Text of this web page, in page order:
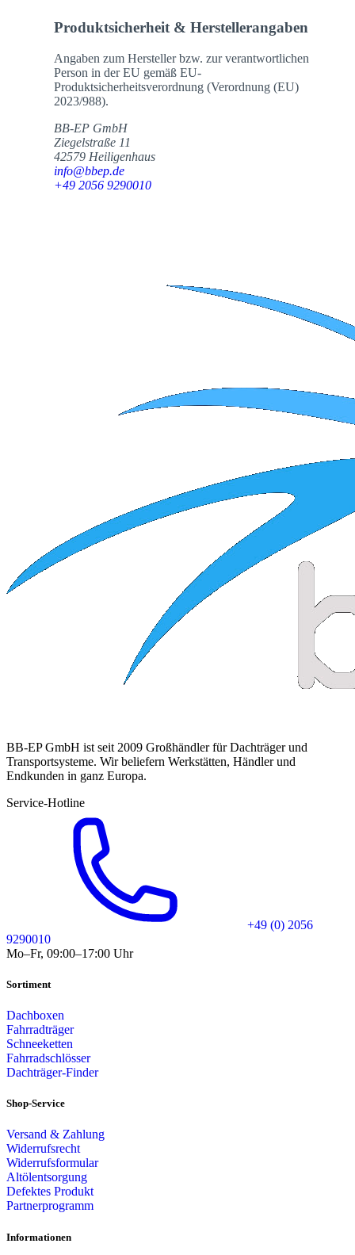
Produktsicherheit & Herstellerangaben
Angaben zum Hersteller bzw. zur verantwortlichen
Person in der EU gemäß EU-
Produktsicherheitsverordnung (Verordnung (EU)
2023/988).
BB-EP GmbH
Ziegelstraße 11
42579 Heiligenhaus
info@bbep.de
+49 2056 9290010
BB-EP GmbH ist seit 2009 Großhändler für Dachträger und
Transportsysteme. Wir beliefern Werkstätten, Händler und
Endkunden in ganz Europa.
Service-Hotline
+49 (0) 2056
9290010
Mo–Fr, 09:00–17:00 Uhr
Sortiment
Dachboxen
Fahrradträger
Schneeketten
Fahrradschlösser
Dachträger-Finder
Shop-Service
Versand & Zahlung
Widerrufsrecht
Widerrufsformular
Altölentsorgung
Defektes Produkt
Partnerprogramm
Informationen